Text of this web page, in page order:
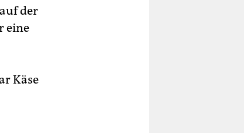
der
eine
Käse